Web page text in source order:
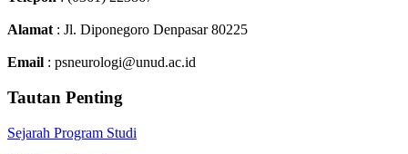
Alamat : Jl. Diponegoro Denpasar 80225
Email : psneurologi@unud.ac.id
Tautan Penting
Sejarah Program Studi